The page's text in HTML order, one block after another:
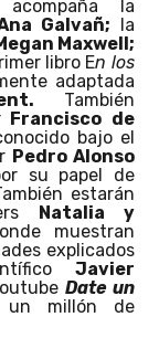
la
Galvañ;
la
Maxwell;
libro En los
adaptada
También
Francisco de
bajo el
Pedro Alonso
su papel de
estarán
Natalia y
muestran
explicados
Javier
Date un
millón de